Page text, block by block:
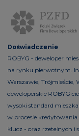
Doświadczenie
ROBYG - deweloper
na rynku pierwotnym.
Warszawie, Trójmieście,
deweloperskie ROBYG
wysoki standard
w procesie
klucz - oraz rzetelnych i